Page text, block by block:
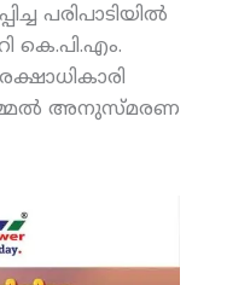
പരിപാടിയില്‍
കെ.പി.എം.
അനുസ്മരണ